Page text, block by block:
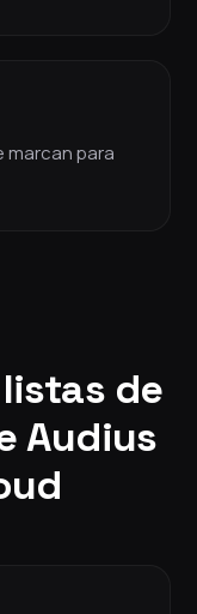
marcan para
de
Audius